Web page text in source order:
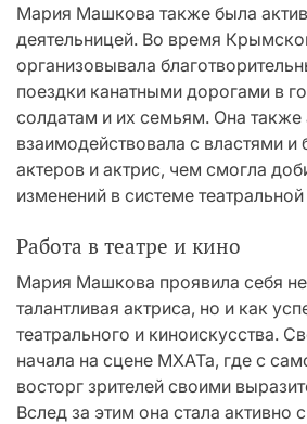
Мария Машкова также была
деятельницей. Во время
организовывала
поездки канатными дорогами в
солдатам и их семьям. Она также
взаимодействовала с властями и
актеров и актрис, чем смогла
изменений в системе
Работа в театре и кино
Мария Машкова проявила себя не
талантливая актриса, но и как
театрального и киноискусства.
начала на сцене МХАТа, где с
восторг зрителей своими
Вслед за этим она стала активно